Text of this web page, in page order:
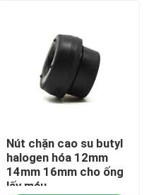
Nút chặn cao su butyl
halogen hóa 12mm
14mm 16mm cho ống
lấy máu